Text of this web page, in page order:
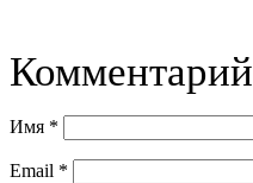
Комментарий
Имя *
Email *